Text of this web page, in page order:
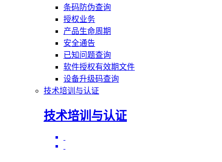
条码防伪查询
授权业务
产品生命周期
安全通告
已知问题查询
软件授权有效期文件
设备升级码查询
技术培训与认证
技术培训与认证